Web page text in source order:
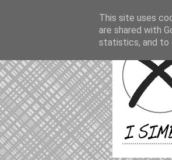
This site uses
are shared with
statistics, and to